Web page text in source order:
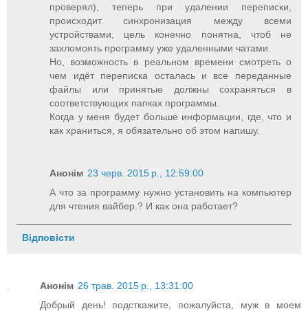
проверял), теперь при удалении переписки,
происходит синхронизация между всеми
устройствами, цель конечно понятна, чтоб не
захломоять программу уже удаленными чатами.
Но, возможность в реальном времени смотреть о
чем идёт переписка осталась и все переданные
файлы или принятые должны сохраняться в
соответствующих папках программы.
Когда у меня будет больше информации, где, что и
как храниться, я обязательно об этом напишу.
Анонім 23 черв. 2015 р., 12:59:00
А что за программу нужно установить на компьютер
для чтения вайбер.? И как она работает?
Відповісти
Анонім 26 трав. 2015 р., 13:31:00
Добрый день! подсткажите, пожалуйста, муж в моем